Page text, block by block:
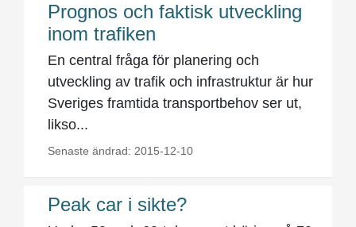
Prognos och faktisk utveckling
inom trafiken
En central fråga för planering och
utveckling av trafik och infrastruktur är hur
Sveriges framtida transportbehov ser ut,
likso...
Senaste ändrad: 2015-12-10
Peak car i sikte?